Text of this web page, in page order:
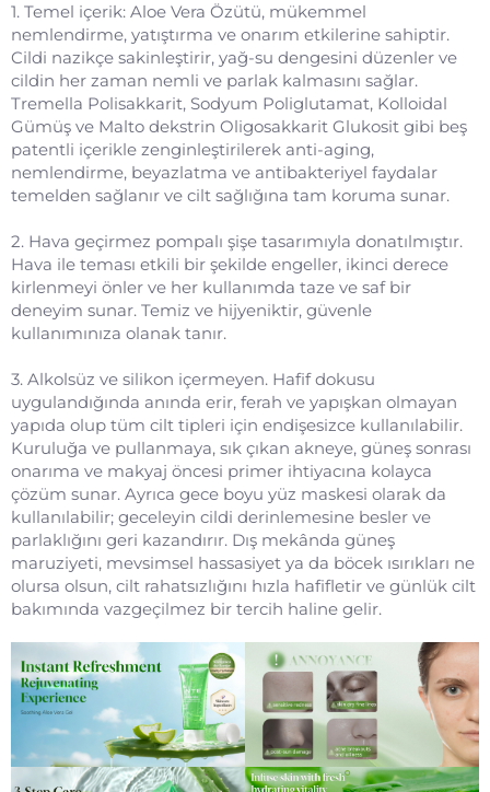
1. Temel içerik: Aloe Vera Özütü, mükemmel
nemlendirme, yatıştırma ve onarım etkilerine sahiptir.
Cildi nazikçe sakinleştirir, yağ-su dengesini düzenler ve
cildin her zaman nemli ve parlak kalmasını sağlar.
Tremella Polisakkarit, Sodyum Poliglutamat, Kolloidal
Gümüş ve Malto dekstrin Oligosakkarit Glukosit gibi beş
patentli içerikle zenginleştirilerek anti-aging,
nemlendirme, beyazlatma ve antibakteriyel faydalar
temelden sağlanır ve cilt sağlığına tam koruma sunar.
2. Hava geçirmez pompalı şişe tasarımıyla donatılmıştır.
Hava ile teması etkili bir şekilde engeller, ikinci derece
kirlenmeyi önler ve her kullanımda taze ve saf bir
deneyim sunar. Temiz ve hijyeniktir, güvenle
kullanımınıza olanak tanır.
3. Alkolsüz ve silikon içermeyen. Hafif dokusu
uygulandığında anında erir, ferah ve yapışkan olmayan
yapıda olup tüm cilt tipleri için endişesizce kullanılabilir.
Kuruluğa ve pullanmaya, sık çıkan akneye, güneş sonrası
onarıma ve makyaj öncesi primer ihtiyacına kolayca
çözüm sunar. Ayrıca gece boyu yüz maskesi olarak da
kullanılabilir; geceleyin cildi derinlemesine besler ve
parlaklığını geri kazandırır. Dış mekânda güneş
maruziyeti, mevsimsel hassasiyet ya da böcek ısırıkları ne
olursa olsun, cilt rahatsızlığını hızla hafifletir ve günlük cilt
bakımında vazgeçilmez bir tercih haline gelir.